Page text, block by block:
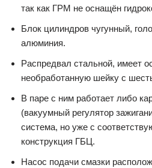
так как ГРМ не оснащён
Блок цилиндров чугунный,
алюминия.
Распредвал стальной, имеет
необработанную шейку с
В паре с ним работает либо
(вакуумный регулятор
система, но уже с
конструкция ГБЦ.
Насос подачи смазки